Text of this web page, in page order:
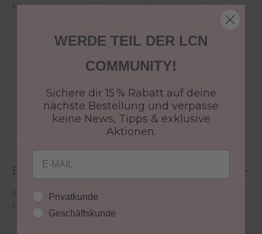
Menge wende dich an denKundenservice.
Versandkostenfrei ab 50€
30 Tage Rückgaberecht
Jetzt shoppen - bezahlen in 30 Tagen
Beschreibung
Klein, geblockt.
Format 197 x 275 mm (B x H)
WERDE TEIL DER LCN
COMMUNITY!
Sichere dir 15 % Rabatt auf deine
nächste Bestellung und verpasse
keine News, Tipps & exklusive
Aktionen.
Email
Kundengruppe
Privatkunde
Geschäftskunde